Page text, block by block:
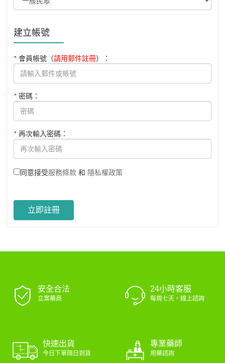
建立帳號
* 會員帳號 （請用郵件註冊） ：
* 密碼：
* 再次輸入密碼：
同意接受服務條款 和 隱私權政策
立即註冊
安全合法
立案藥商
24小時客服
每周七天，線上諮詢
快速出貨
今日下單隔日到貨
專業藥師
用藥諮詢